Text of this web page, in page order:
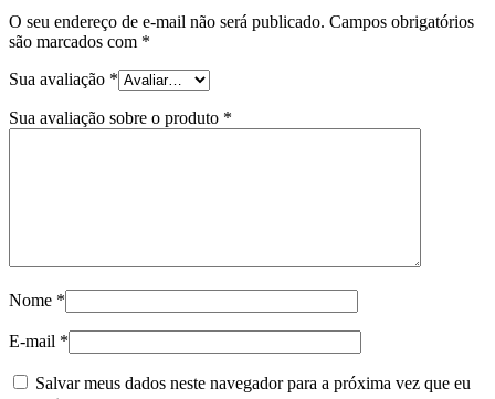
O seu endereço de e-mail não será publicado. Campos obrigatórios
são marcados com *
Sua avaliação *
Sua avaliação sobre o produto *
Nome *
E-mail *
Salvar meus dados neste navegador para a próxima vez que eu